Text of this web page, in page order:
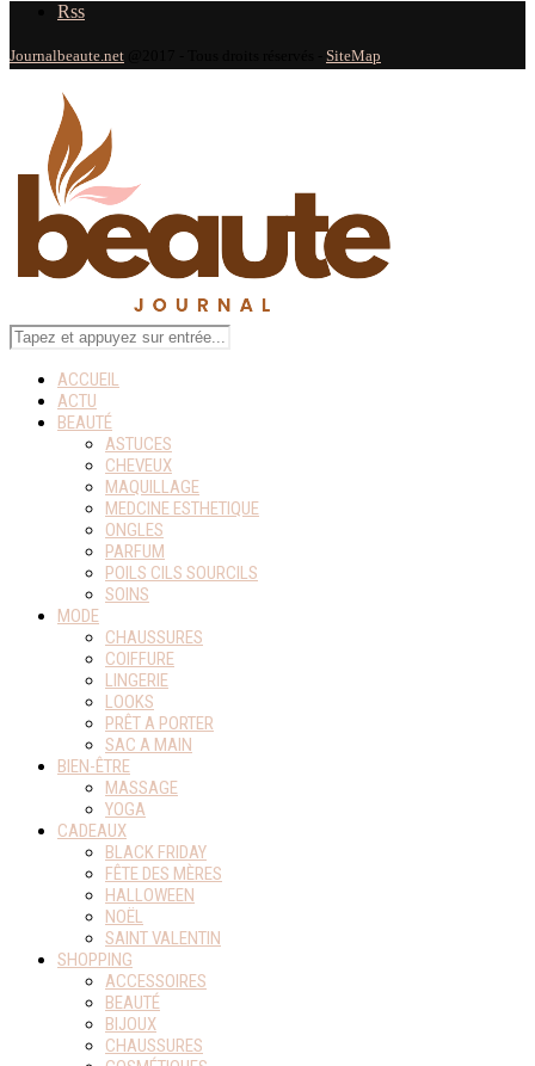
Rss
Journalbeaute.net SiteMap
ACCUEIL
ACTU
BEAUTÉ
ASTUCES
CHEVEUX
MAQUILLAGE
MEDCINE ESTHETIQUE
ONGLES
PARFUM
POILS CILS SOURCILS
SOINS
MODE
CHAUSSURES
COIFFURE
LINGERIE
LOOKS
PRÊT A PORTER
SAC A MAIN
BIEN-ÊTRE
MASSAGE
YOGA
CADEAUX
BLACK FRIDAY
FÊTE DES MÈRES
HALLOWEEN
NOËL
SAINT VALENTIN
SHOPPING
ACCESSOIRES
BEAUTÉ
BIJOUX
CHAUSSURES